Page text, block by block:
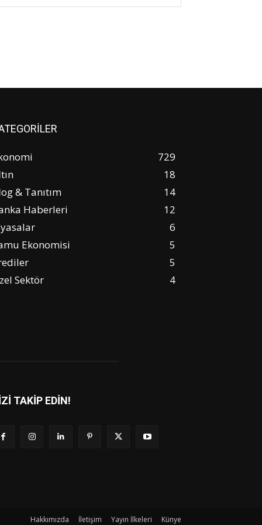
729
18
& Tanıtım
14
Haberleri
12
6
Ekonomisi
5
5
Sektör
4
TAKİP EDİN!
Hakkımızda İletişim Yayın İlkeleri Künye